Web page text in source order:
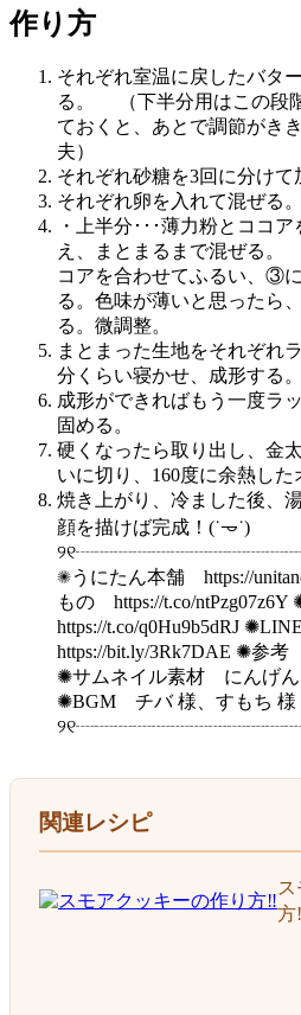
作り方
それぞれ室温に戻したバタ
る。 （下半分用はこの段
ておくと、あとで調節がき
夫）
それぞれ砂糖を3回に分けて
それぞれ卵を入れて混ぜる。
・上半分･･･薄力粉とココ
え、まとまるまで混ぜる。
コアを合わせてふるい、③
る。色味が薄いと思ったら
る。微調整。
まとまった生地をそれぞれ
分くらい寝かせ、成形する。
成形ができればもう一度ラ
固める。
硬くなったら取り出し、金
いに切り、160度に余熱した
焼き上がり、冷ました後、
顔を描けば完成！(˙𐃷˙)
✺うにたん本舗 https://
もの https://t.co/
https://t.co/q0Hu9b5dRJ
https://bit.ly/3Rk7DAE ✺参
✺サムネイル素材 にんげん
✺BGM チバ 様、すもち 様
関連レシピ
方